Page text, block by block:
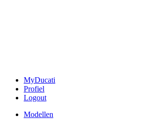
MyDucati
Profiel
Logout
Modellen